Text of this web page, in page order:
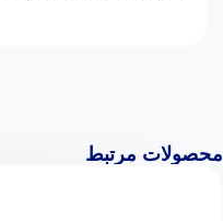
محصولات مرتبط